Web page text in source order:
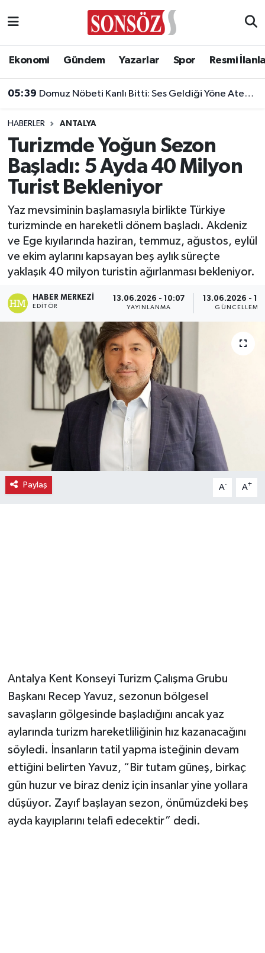
Ekonomi Gündem Yazarlar Spor Resmi
HABERLER ANTALYA
Turizmde Yoğun Sezon
Başladı: 5 Ayda 40 Milyon
Turist Bekleniyor
Yaz mevsiminin başlamasıyla birlikte Türkiye
turizminde en hareketli dönem başladı. Akdeniz
ve Ege kıyılarında haziran, temmuz, ağustos, eylül
ve ekim aylarını kapsayan beş aylık süreçte
yaklaşık 40 milyon turistin ağırlanması bekleniyor.
HABER MERKEZI
EDITÖR
13.06.2026 - 10:07
YAYINLANMA
13.06.2026 -
GÜNCELLEME
Paylaş A- A+
Antalya Kent Konseyi Turizm Çalışma Grubu
Başkanı Recep Yavuz, sezonun bölgesel
savaşların gölgesinde başladığını ancak yaz
aylarında turizm hareketliliğinin hız kazanacağını
söyledi. İnsanların tatil yapma isteğinin devam
ettiğini belirten Yavuz, “Bir tutam güneş, birkaç
gün huzur ve biraz deniz için insanlar yine yollara
düşüyor. Zayıf başlayan sezon, önümüzdeki beş
ayda kayıplarını telafi edecektir” dedi.
Asayiş
Biyografi
Çevre
Diğer
Dünya
Eğitim
Emlak
Gündem
Gurme
Haber
İlçe Haberleri
Siyaset
Sokak Hayvanlarını Sahiplendirme
Spor
Vasıta
Yaşam
Ankara Nöbetçi Eczaneler
Ankara Trafik Yoğunluk Haritası
Süper Lig Puan Durumu ve Fikstür
Tüm Manşetler
Son Dakika Haberleri
Haber Arşivi